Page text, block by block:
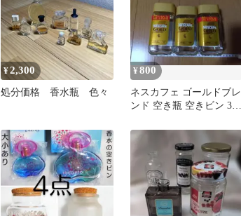
¥2,300
処分価格 香水瓶 色々
¥800
ネスカフェ ゴールドブレ
ンド 空き瓶 空きビン 3本